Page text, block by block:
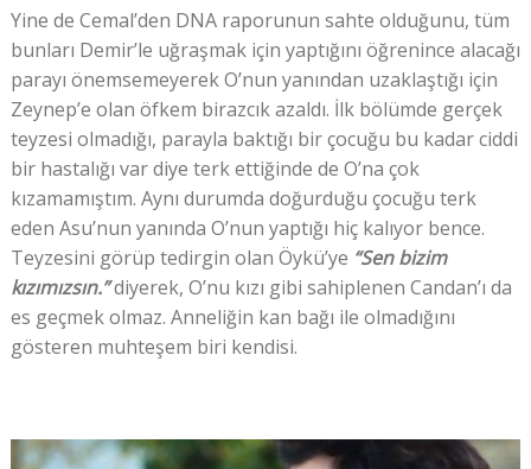
Yine de Cemal’den DNA raporunun sahte olduğunu, tüm
bunları Demir’le uğraşmak için yaptığını öğrenince alacağı
parayı önemsemeyerek O’nun yanından uzaklaştığı için
Zeynep’e olan öfkem birazcık azaldı. İlk bölümde gerçek
teyzesi olmadığı, parayla baktığı bir çocuğu bu kadar ciddi
bir hastalığı var diye terk ettiğinde de O’na çok
kızamamıştım. Aynı durumda doğurduğu çocuğu terk
eden Asu’nun yanında O’nun yaptığı hiç kalıyor bence.
Teyzesini görüp tedirgin olan Öykü’ye “Sen bizim
kızımızsın.”diyerek, O’nu kızı gibi sahiplenen Candan’ı da
es geçmek olmaz. Anneliğin kan bağı ile olmadığını
gösteren muhteşem biri kendisi.